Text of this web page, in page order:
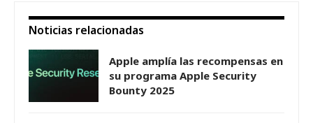
Noticias relacionadas
Apple amplía las recompensas en
su programa Apple Security
Bounty 2025